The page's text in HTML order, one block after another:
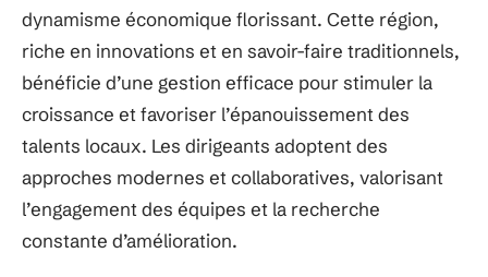
dynamisme économique florissant. Cette région,
riche en innovations et en savoir-faire traditionnels,
bénéficie d’une gestion efficace pour stimuler la
croissance et favoriser l’épanouissement des
talents locaux. Les dirigeants adoptent des
approches modernes et collaboratives, valorisant
l’engagement des équipes et la recherche
constante d’amélioration.